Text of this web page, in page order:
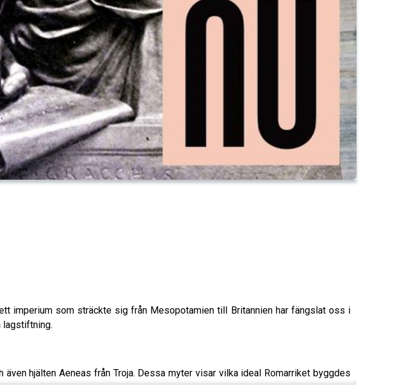
imperium som sträckte sig från Mesopotamien till Britannien har fängslat oss i
lagstiftning.
hjälten Aeneas från Troja. Dessa myter visar vilka ideal Romarriket byggdes